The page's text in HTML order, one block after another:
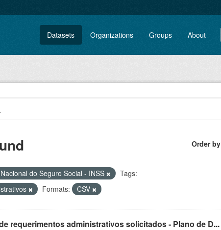
Datasets Organizations Groups About
Order by
do Seguro Social - INSS
Tags:
Formats: CSV
requerimentos administrativos solicitados - Plano de D...